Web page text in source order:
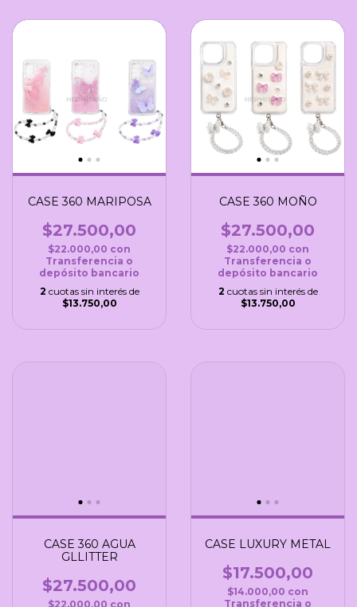
CASE 360 MARIPOSA
$27.500,00
$22.000,00 con
Transferencia o
depósito bancario
2 cuotas sin interés de
$13.750,00
CASE 360 MOÑO
$27.500,00
$22.000,00 con
Transferencia o
depósito bancario
2 cuotas sin interés de
$13.750,00
CASE 360 AGUA
GLLITTER
$27.500,00
$22.000,00 con
CASE LUXURY METAL
$17.500,00
$14.000,00 con
Transferencia o